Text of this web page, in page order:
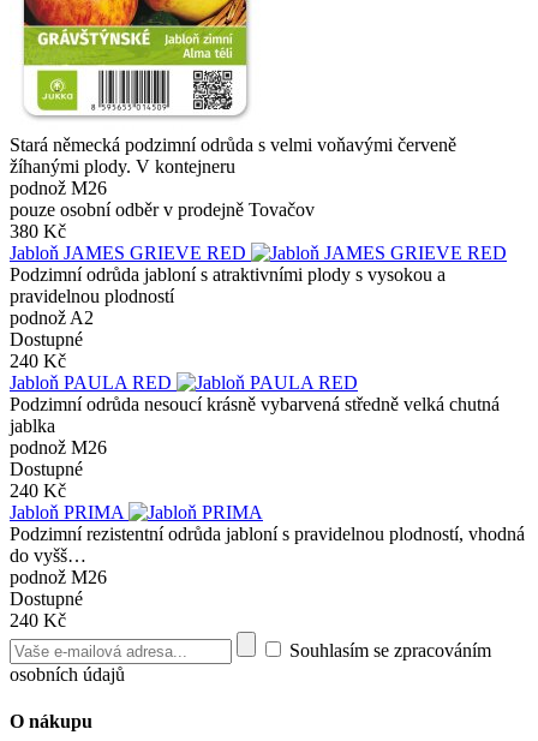
Stará německá podzimní odrůda s velmi voňavými červeně
žíhanými plody. V kontejneru
podnož M26
pouze osobní odběr v prodejně Tovačov
380 Kč
Jabloň JAMES GRIEVE RED
Podzimní odrůda jabloní s atraktivními plody s vysokou a
pravidelnou plodností
podnož A2
Dostupné
240 Kč
Jabloň PAULA RED
Podzimní odrůda nesoucí krásně vybarvená středně velká chutná
jablka
podnož M26
Dostupné
240 Kč
Jabloň PRIMA
Podzimní rezistentní odrůda jabloní s pravidelnou plodností, vhodná
do vyšš…
podnož M26
Dostupné
240 Kč
Souhlasím se zpracováním
osobních údajů
O nákupu